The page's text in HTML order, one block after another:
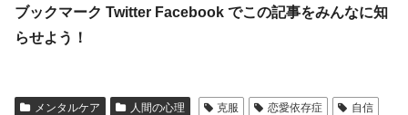
ブックマーク Twitter Facebook でこの記事をみんなに知
らせよう！
メンタルケア 人間の心理 克服 恋愛依存症 自信